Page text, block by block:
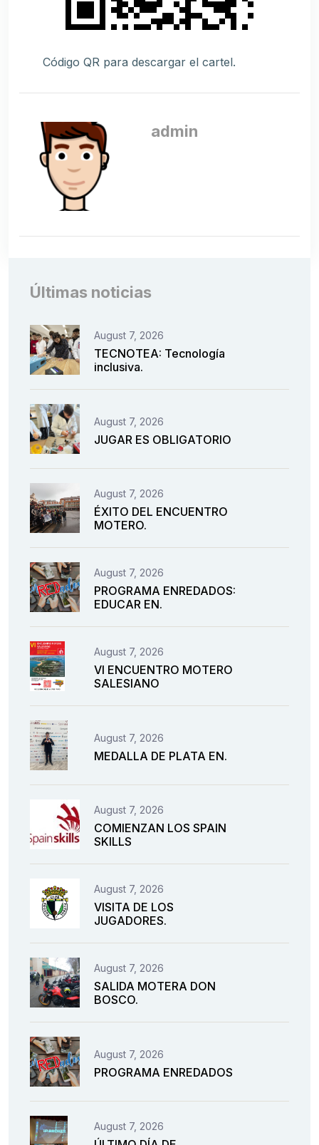
Código QR para descargar el cartel.
admin
Últimas noticias
August 7, 2026
TECNOTEA: Tecnología
inclusiva.
August 7, 2026
JUGAR ES OBLIGATORIO
August 7, 2026
ÉXITO DEL ENCUENTRO
MOTERO.
August 7, 2026
PROGRAMA ENREDADOS:
EDUCAR EN.
August 7, 2026
VI ENCUENTRO MOTERO
SALESIANO
August 7, 2026
MEDALLA DE PLATA EN.
August 7, 2026
COMIENZAN LOS SPAIN
SKILLS
August 7, 2026
VISITA DE LOS
JUGADORES.
August 7, 2026
SALIDA MOTERA DON
BOSCO.
August 7, 2026
PROGRAMA ENREDADOS
August 7, 2026